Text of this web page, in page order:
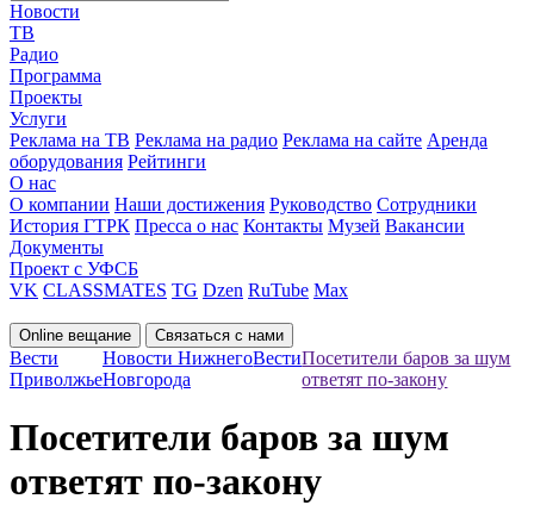
Новости
ТВ
Радио
Программа
Проекты
Услуги
Реклама на ТВ Реклама на радио Реклама на сайте Аренда
оборудования Рейтинги
О нас
О компании Наши достижения Руководство Сотрудники
История ГТРК Пресса о нас Контакты Музей Вакансии
Документы
Проект с УФСБ
VK CLASSMATES TG Dzen RuTube Max
Online вещание Связаться с нами
Вести
Приволжье
Новости Нижнего
Новгорода
ВестиПосетители баров за шум
ответят по-закону
Посетители баров за шум
ответят по-закону